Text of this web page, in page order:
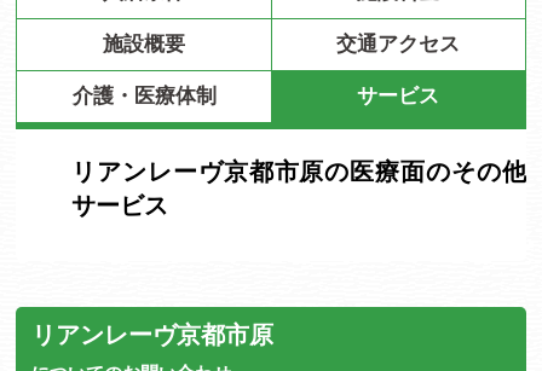
施設概要 交通アクセス
介護・医療体制 サービス
リアンレーヴ京都市原の医療面のその他
サービス
リアンレーヴ京都市原